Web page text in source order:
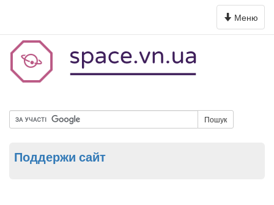
Toggle
navigation
Меню
Пошук
Поддержи сайт